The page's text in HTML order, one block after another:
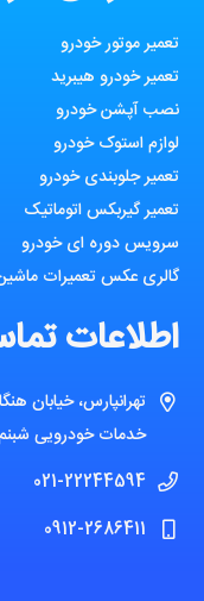
تعمیر موتور خودرو
تعمیر خودرو هیبرید
نصب آپشن خودرو
لوازم استوک خودرو
تعمیر جلوبندی خودرو
تعمیر گیربکس اتوماتیک
سرویس دوره ای خودرو
گالری عکس تعمیرات
اطلاعات
تهرانپارس، خیابان
خدمات خودرویی
021-22244594
0912-2686411